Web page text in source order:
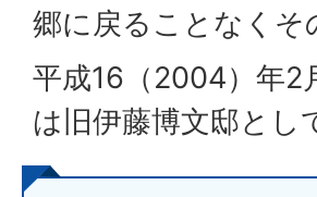
郷に戻ることなくそ
平成16（2004）年2
は旧伊藤博文邸とし